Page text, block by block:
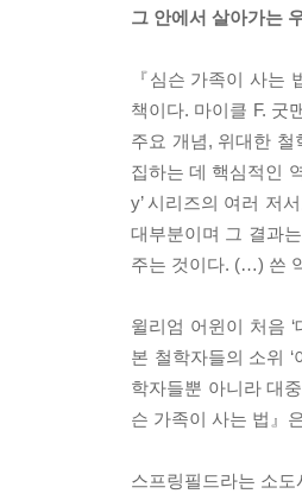
그 안에서 살아가는
『심슨 가족이 사는
책이다. 마이클 F. 굿
주요 개념, 위대한
집하는 데 핵심적인
y’ 시리즈의 여러 저
대부분이며 그 결과
주는 것이다. (…) 쓴
윌리엄 어윈이 처음
본 철학자들의 소위
학자들뿐 아니라 대
슨 가족이 사는 법』
스프링필드라는 소